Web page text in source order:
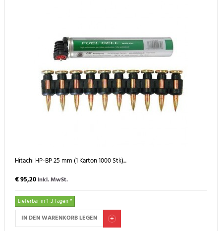
Hitachi HP-BP 25 mm (1 Karton 1000 Stk)...
€ 95,20inkl. MwSt.
Lieferbar in 1-3 Tagen *
IN DEN WARENKORB LEGEN